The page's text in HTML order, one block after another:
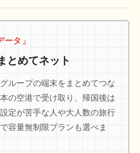
タ」
とめてネット
ループの端末をまとめてつな
の空港で受け取り、帰国後は
定が苦手な人や大人数の旅行
容量無制限プランも選べま